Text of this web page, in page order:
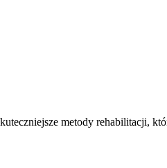
metody rehabilitacji,